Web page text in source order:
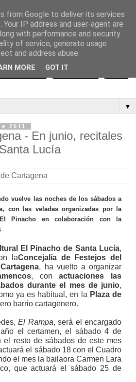
▼
2011
- En junio, recitales
Lucía
Cartagena
vuelve las noches de los sábados a
con las veladas organizadas por la
Pinacho en colaboración con la
El Pinacho de Santa Lucía,
laConcejalía de Festejos del
, ha vuelto a organizar
, conactuaciones las
durante el mes de junio,
ya es habitual, en la Plaza de
barrio cartagenero.
El Rampa, será el encargado
el certamen, el sábado 4 de
el resto de sábados de este mes
el sábado 18 con el Cuadro
el mes la bailaora Carmen Lara
que actuará el sábado 25 de
from Google to deliver its services
IP address and user-agent are
with performance and security
of service, generate usage
and address abuse.
MORE GOT IT